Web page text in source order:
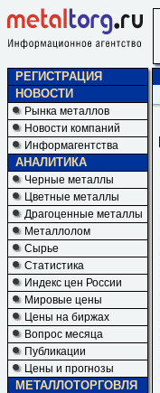
РЕГИСТРАЦИЯ
НОВОСТИ
Рынка металлов
Новости компаний
Информагентства
АНАЛИТИКА
Черные металлы
Цветные металлы
Драгоценные металлы
Металлолом
Сырье
Статистика
Индекс цен России
Мировые цены
Цены на биржах
Вопрос месяца
Публикации
Цены и прогнозы
МЕТАЛЛОТОРГОВЛЯ